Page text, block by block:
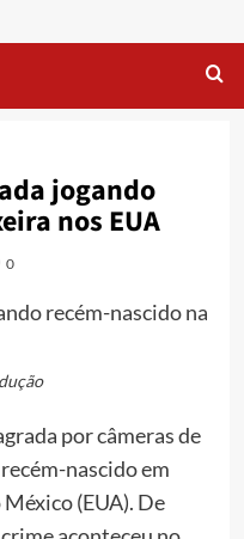
jogando
nos EUA
0
por câmeras de
nascido em
(EUA). De